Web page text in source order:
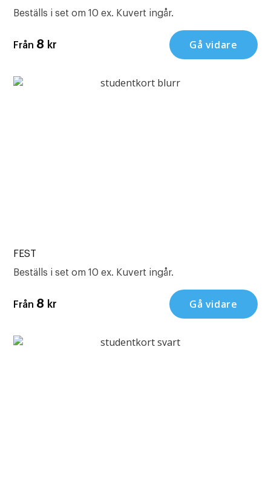
Beställs i set om 10 ex. Kuvert ingår.
Från 8 kr Gå vidare
FEST
Beställs i set om 10 ex. Kuvert ingår.
Från 8 kr Gå vidare